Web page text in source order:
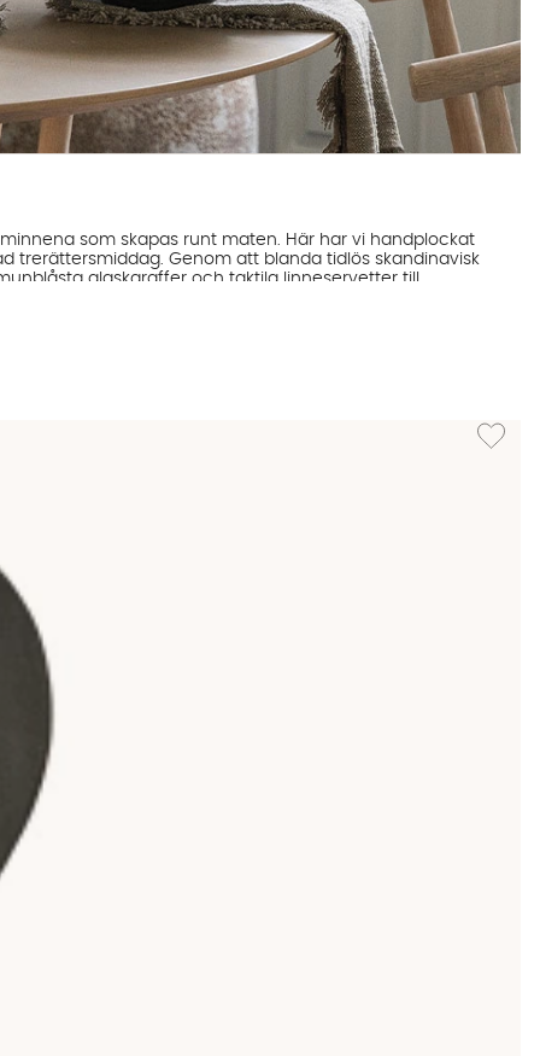
som skapas runt maten. Här har vi handplockat
trerättersmiddag. Genom att blanda tidlös skandinavisk
glaskaraffer och taktila linneservetter till
det genuint vackra.
Lägg till i